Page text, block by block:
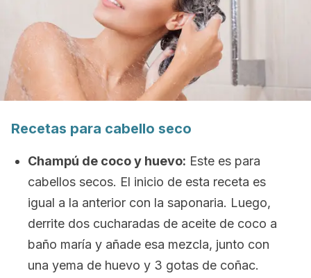
Recetas para cabello seco
Champú de coco y huevo: Este es para
cabellos secos. El inicio de esta receta es
igual a la anterior con la saponaria. Luego,
derrite dos cucharadas de aceite de coco a
baño maría y añade esa mezcla, junto con
una yema de huevo y 3 gotas de coñac.